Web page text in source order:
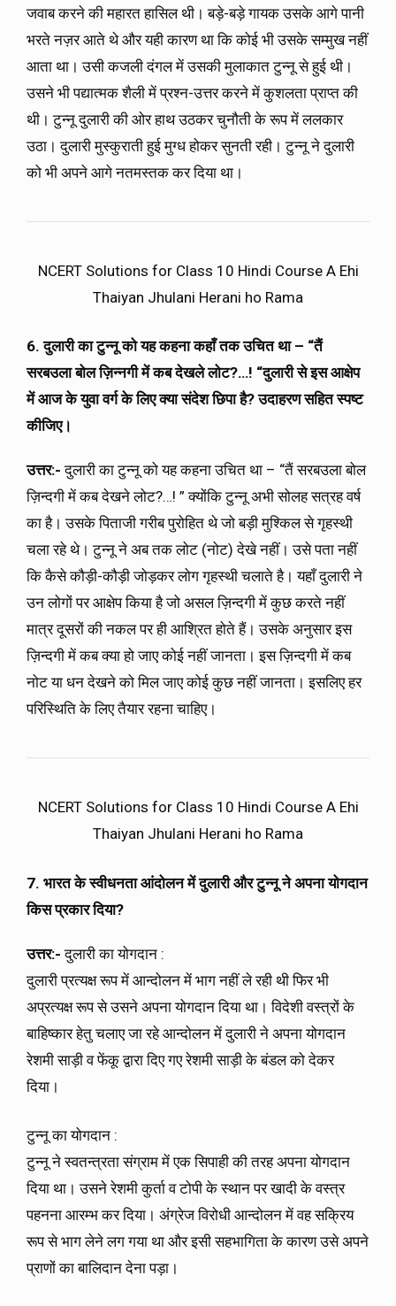
जवाब करने की महारत हासिल थी। बड़े-बड़े गायक उसके आगे पानी
भरते नज़र आते थे और यही कारण था कि कोई भी उसके सम्मुख नहीं
आता था। उसी कजली दंगल में उसकी मुलाकात टुन्नू से हुई थी।
उसने भी पद्यात्मक शैली में प्रश्न-उत्तर करने में कुशलता प्राप्त की
थी। टुन्नू दुलारी की ओर हाथ उठकर चुनौती के रूप में ललकार
उठा। दुलारी मुस्कुराती हुई मुग्ध होकर सुनती रही। टुन्नू ने दुलारी
को भी अपने आगे नतमस्तक कर दिया था।
NCERT Solutions for Class 10 Hindi Course A Ehi
Thaiyan Jhulani Herani ho Rama
6. दुलारी का टुन्नू को यह कहना कहाँ तक उचित था – “तैं
सरबउला बोल ज़िन्नगी में कब देखले लोट?…! “दुलारी से इस आक्षेप
में आज के युवा वर्ग के लिए क्या संदेश छिपा है? उदाहरण सहित स्पष्ट
कीजिए।
उत्तर:-दुलारी का टुन्नू को यह कहना उचित था – “तैं सरबउला बोल
ज़िन्दगी में कब देखने लोट?…! ” क्योंकि टुन्नू अभी सोलह सत्रह वर्ष
का है। उसके पिताजी गरीब पुरोहित थे जो बड़ी मुश्किल से गृहस्थी
चला रहे थे। टुन्नू ने अब तक लोट (नोट) देखे नहीं। उसे पता नहीं
कि कैसे कौड़ी-कौड़ी जोड़कर लोग गृहस्थी चलाते है। यहाँ दुलारी ने
उन लोगों पर आक्षेप किया है जो असल ज़िन्दगी में कुछ करते नहीं
मात्र दूसरों की नकल पर ही आश्रित होते हैं। उसके अनुसार इस
ज़िन्दगी में कब क्या हो जाए कोई नहीं जानता। इस ज़िन्दगी में कब
नोट या धन देखने को मिल जाए कोई कुछ नहीं जानता। इसलिए हर
परिस्थिति के लिए तैयार रहना चाहिए।
NCERT Solutions for Class 10 Hindi Course A Ehi
Thaiyan Jhulani Herani ho Rama
7. भारत के स्वीधनता आंदोलन में दुलारी और टुन्नू ने अपना योगदान
किस प्रकार दिया?
उत्तर:-दुलारी का योगदान :
दुलारी प्रत्यक्ष रूप में आन्दोलन में भाग नहीं ले रही थी फिर भी
अप्रत्यक्ष रूप से उसने अपना योगदान दिया था। विदेशी वस्त्रों के
बाहिष्कार हेतु चलाए जा रहे आन्दोलन में दुलारी ने अपना योगदान
रेशमी साड़ी व फेंकू द्वारा दिए गए रेशमी साड़ी के बंडल को देकर
दिया।
टुन्नू का योगदान :
टुन्नू ने स्वतन्त्रता संग्राम में एक सिपाही की तरह अपना योगदान
दिया था। उसने रेशमी कुर्ता व टोपी के स्थान पर खादी के वस्त्र
पहनना आरम्भ कर दिया। अंग्रेज विरोधी आन्दोलन में वह सक्रिय
रूप से भाग लेने लग गया था और इसी सहभागिता के कारण उसे अपने
प्राणों का बालिदान देना पड़ा।